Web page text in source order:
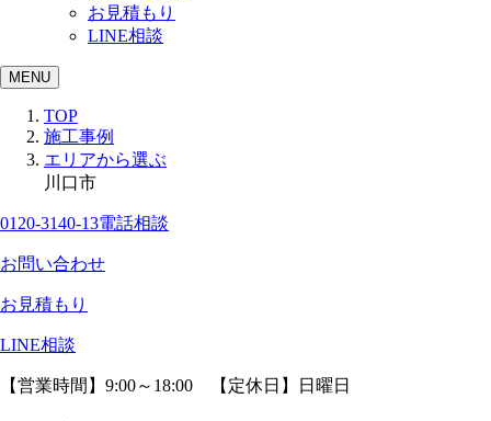
お見積もり
LINE相談
MENU
TOP
施工事例
エリアから選ぶ
川口市
0120-3140-13電話相談
お問い合わせ
お見積もり
LINE相談
【営業時間】9:00～18:00 【定休日】日曜日